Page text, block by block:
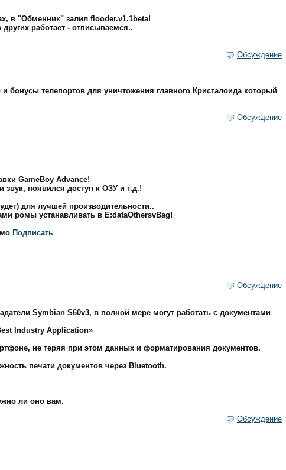
в "Обменник" залил flooder.v1.1beta!
работает - отписываемся..
Обсуждение
бонусы телепортов для уничтожения главного Кристалоида который
Обсуждение
GameBoy Advance!
появился доступ к ОЗУ и т.д.!
для лучшей производительности..
ромы устанавливать в Е:dataOthersvBag!
Подписать
Обсуждение
Symbian S60v3, в полной мере могут работать с документами
Industry Application»
не теряя при этом данных и форматирования документов.
печати документов через Bluetooth.
ли оно вам.
Обсуждение